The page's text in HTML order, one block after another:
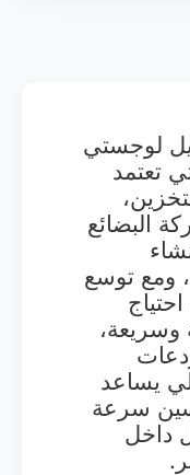
لوجستي
تعتمد
البضائع
ومع توسع
احتياج
وسريعة،
يساعد
سرعة
داخل